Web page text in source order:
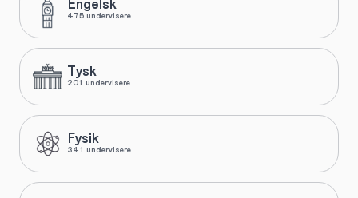
Engelsk
475 undervisere
Tysk
201 undervisere
Fysik
341 undervisere